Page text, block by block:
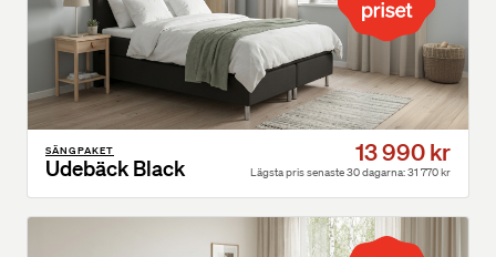
SÄNGPAKET
Udebäck Black
13 990 kr
Lägsta pris senaste 30 dagarna: 31 770 kr